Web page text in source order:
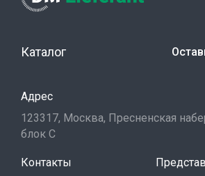
Каталог
Адрес
123317, Москва, Пресненская
блок С
Контакты